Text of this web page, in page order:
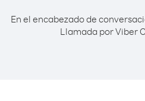
En el encabezado de
Llamada por Viber